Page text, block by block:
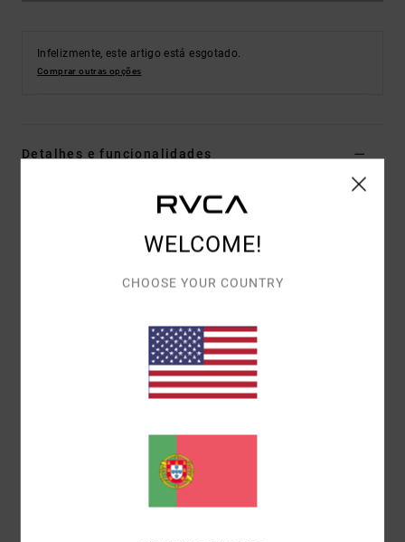
Infelizmente, este artigo está esgotado.
Comprar outras opções
Detalhes e funcionalidades
Boné Snapback Multi Homem
6 painéis de corte médio com frente estruturada
Fecho Snapback
Logótipo RVCA bordado à frente
Logótipo traseiro VA bordado.
80% acrílico, 20% lã
Envio& Devoluciones
WELCOME!
CHOOSE YOUR COUNTRY